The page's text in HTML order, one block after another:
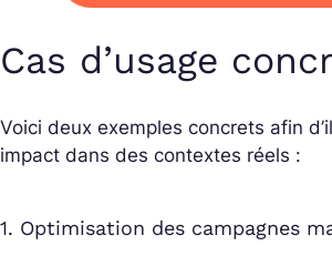
Cas d’usage
Voici deux exemples concrets afin
impact dans des contextes réels :
1. Optimisation des campagnes